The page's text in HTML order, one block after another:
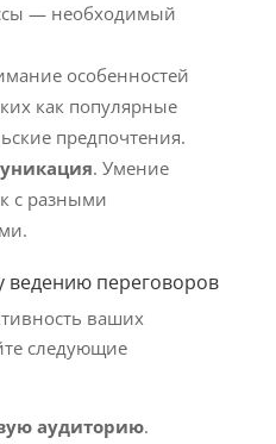
— необходимый
особенностей
как популярные
предпочтения.
. Умение
с разными
переговоров
ваших
следующие
аудиторию.